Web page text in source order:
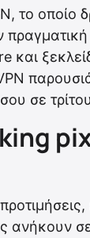
το οποίο
και
σε
ανήκουν